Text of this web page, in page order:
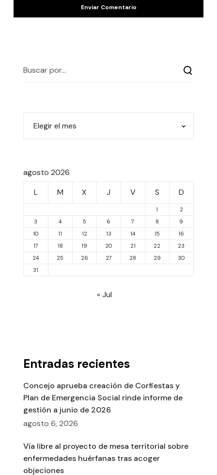
agosto 2026
L
M X J V S D
1
2
3
4 5 6 7 8
9
10
11 12 13 14 15
16
17
18 19 20 21 22
23
24
25 26 27 28 29
30
31
« Jul
Entradas recientes
Concejo aprueba creación de Corfiestas y
Plan de Emergencia Social rinde informe de
gestión a junio de 2026
agosto 6, 2026
Vía libre al proyecto de mesa territorial sobre
enfermedades huérfanas tras acoger
objeciones